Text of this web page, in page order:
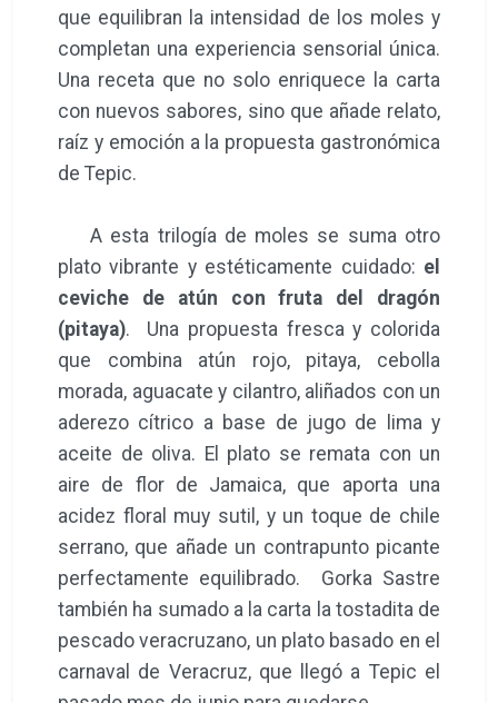
que equilibran la intensidad de los moles y
completan una experiencia sensorial única.
Una receta que no solo enriquece la carta
con nuevos sabores, sino que añade relato,
raíz y emoción a la propuesta gastronómica
de Tepic.
A esta trilogía de moles se suma otro
plato vibrante y estéticamente cuidado: el
ceviche de atún con fruta del dragón
(pitaya). Una propuesta fresca y colorida
que combina atún rojo, pitaya, cebolla
morada, aguacate y cilantro, aliñados con un
aderezo cítrico a base de jugo de lima y
aceite de oliva. El plato se remata con un
aire de flor de Jamaica, que aporta una
acidez floral muy sutil, y un toque de chile
serrano, que añade un contrapunto picante
perfectamente equilibrado. Gorka Sastre
también ha sumado a la carta la tostadita de
pescado veracruzano, un plato basado en el
carnaval de Veracruz, que llegó a Tepic el